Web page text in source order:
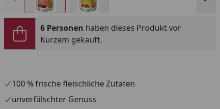
6 Personen haben dieses Produkt vor
Kurzem gekauft.
100 % frische fleischliche Zutaten
unverfälschter Genuss